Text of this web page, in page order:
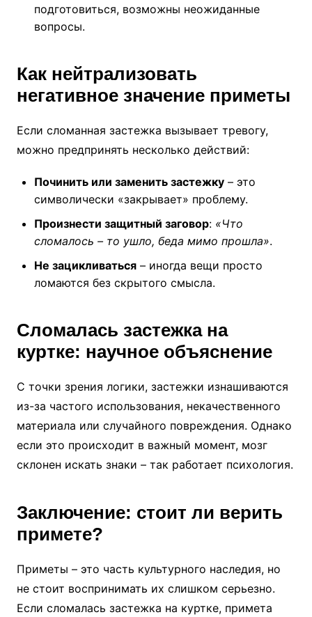
подготовиться, возможны неожиданные
вопросы.
Как нейтрализовать
негативное значение приметы
Если сломанная застежка вызывает тревогу,
можно предпринять несколько действий:
Починить или заменить застежку– это
символически «закрывает» проблему.
Произнести защитный заговор: «Что
сломалось – то ушло, беда мимо прошла».
Не зацикливаться– иногда вещи просто
ломаются без скрытого смысла.
Сломалась застежка на
куртке: научное объяснение
С точки зрения логики, застежки изнашиваются
из-за частого использования, некачественного
материала или случайного повреждения. Однако
если это происходит в важный момент, мозг
склонен искать знаки – так работает психология.
Заключение: стоит ли верить
примете?
Приметы – это часть культурного наследия, но
не стоит воспринимать их слишком серьезно.
Если сломалась застежка на куртке, примета